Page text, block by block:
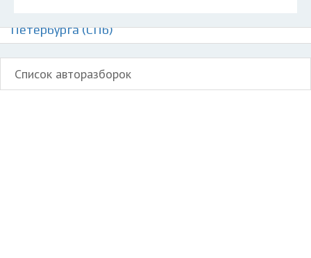
Петербурга (СПб)
Список авторазборок